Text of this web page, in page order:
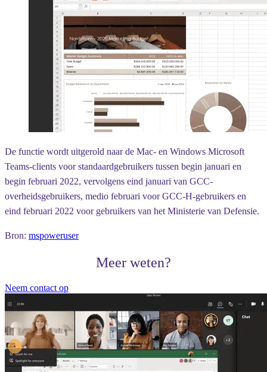
De functie wordt uitgerold naar de Mac- en Windows Microsoft
Teams-clients voor standaardgebruikers tussen begin januari en
begin februari 2022, vervolgens eind januari van GCC-
overheidsgebruikers, medio februari voor GCC-H-gebruikers en
eind februari 2022 voor gebruikers van het Ministerie van Defensie.
Bron: mspoweruser
Meer weten?
Neem contact op